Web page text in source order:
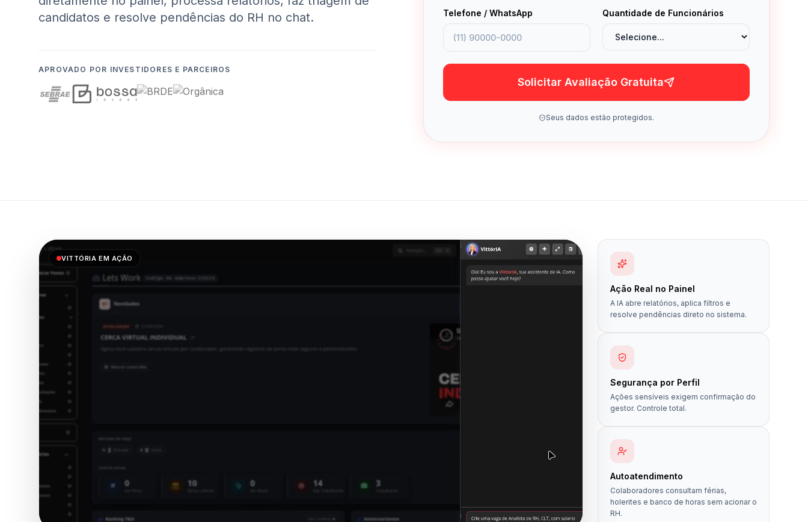
candidatos e resolve pendências do RH no chat.
APROVADO POR INVESTIDORES E PARCEIROS
Telefone / WhatsApp Quantidade de Funcionários
Solicitar Avaliação Gratuita
Seus dados estão protegidos.
VITTÓRIA EM AÇÃO
Ação Real no Painel
A IA abre relatórios, aplica filtros e
resolve pendências direto no sistema.
Segurança por Perfil
Ações sensíveis exigem confirmação do
gestor. Controle total.
Autoatendimento
Colaboradores consultam férias,
holerites e banco de horas sem acionar o
RH.